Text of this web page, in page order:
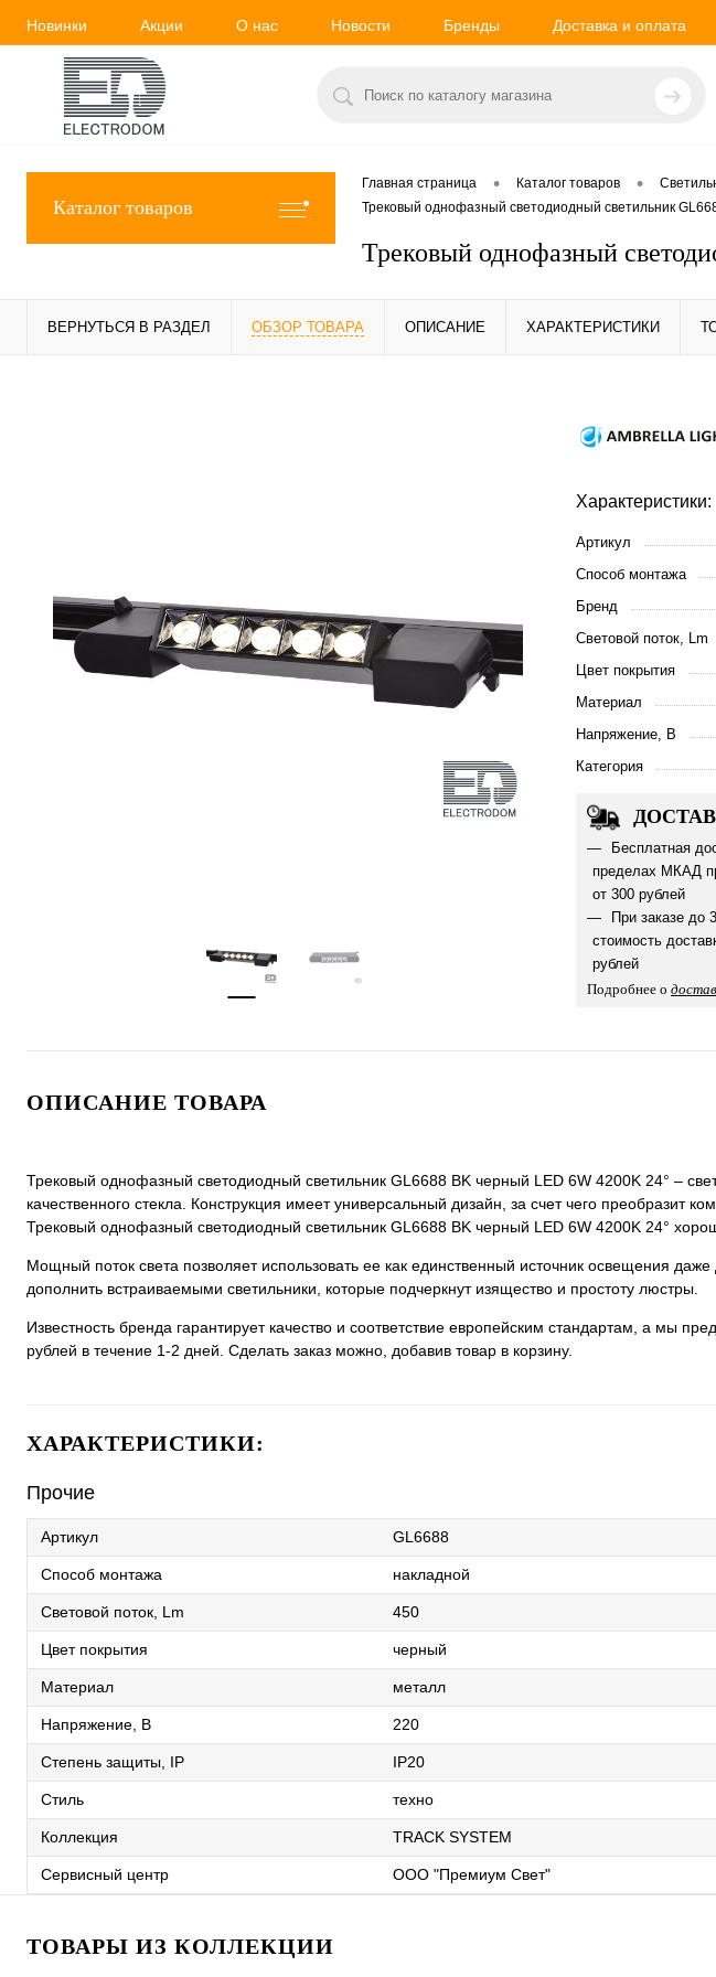
Новинки Акции О нас Новости Бренды Доставка и оплата
Каталог товаров
Главная страница • Каталог товаров •
Трековый однофазный светодиодный светильник
Трековый однофазный
ВЕРНУТЬСЯ В РАЗДЕЛ ОБЗОР ТОВАРА ОПИСАНИЕ ХАРАКТЕРИСТИКИ
Характеристики:
Артикул
Способ монтажа
Бренд
Световой поток, Lm
Цвет покрытия
Материал
Напряжение, В
Категория
Бесплатная
пределах МКАД
от 300 рублей
При заказе до
стоимость
рублей
Подробнее о
ОПИСАНИЕ ТОВАРА
Трековый однофазный светодиодный светильник GL6688 BK черный LED 6W 4200K 24° –
качественного стекла. Конструкция имеет универсальный дизайн, за счет чего преобразит
Трековый однофазный светодиодный светильник GL6688 BK черный LED 6W 4200K 24°
Мощный поток света позволяет использовать ее как единственный источник освещения
дополнить встраиваемыми светильники, которые подчеркнут изящество и простоту люстры.
Известность бренда гарантирует качество и соответствие европейским стандартам, а мы
рублей в течение 1-2 дней. Сделать заказ можно, добавив товар в корзину.
ХАРАКТЕРИСТИКИ:
Прочие
Артикул GL6688
Способ монтажа накладной
Световой поток, Lm 450
Цвет покрытия черный
Материал металл
Напряжение, В 220
Степень защиты, IP IP20
Стиль техно
Коллекция TRACK SYSTEM
Сервисный центр ООО "Премиум Свет"
ТОВАРЫ ИЗ КОЛЛЕКЦИИ